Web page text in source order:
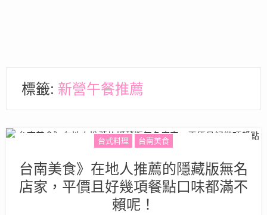
標籤: 新營午餐推薦
台式料理 台南美食
台南美食》在地人推薦的隱藏版無名
店家，平價且好幾項餐點口味都滿不
賴呢！